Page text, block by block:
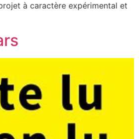
à caractère expérimental et